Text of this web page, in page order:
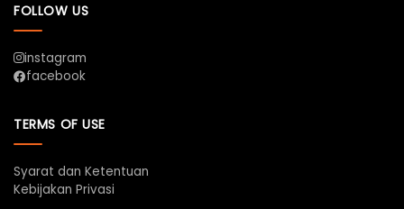
FOLLOW US
instagram
facebook
TERMS OF USE
Syarat dan Ketentuan
Kebijakan Privasi